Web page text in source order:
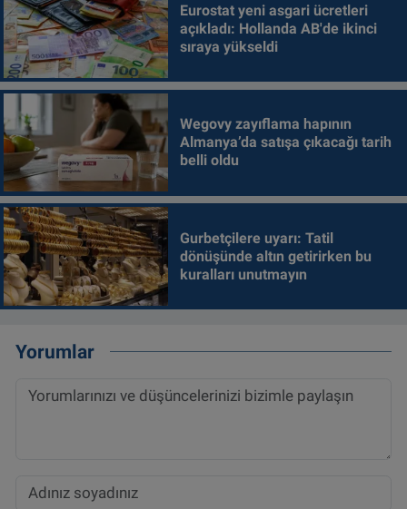
Eurostat yeni asgari ücretleri
açıkladı: Hollanda AB'de ikinci
sıraya yükseldi
Wegovy zayıflama hapının
Almanya’da satışa çıkacağı tarih
belli oldu
Gurbetçilere uyarı: Tatil
dönüşünde altın getirirken bu
kuralları unutmayın
Yorumlar